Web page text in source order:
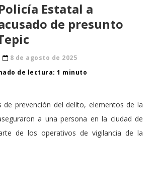
Estatal a
de presunto
8 de agosto de 2025
de lectura: 1 minuto
de prevención del delito, elementos de la
a una persona en la ciudad de
de los operativos de vigilancia de la